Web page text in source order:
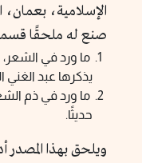
صنع له ملحقًا
ما ورد في الشعر،
يذكرها عبد
ما ورد في ذم
حديثًا.
ويلحق بهذا المصدر